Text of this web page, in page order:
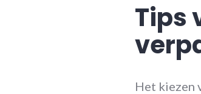
Tips
Het kiezen